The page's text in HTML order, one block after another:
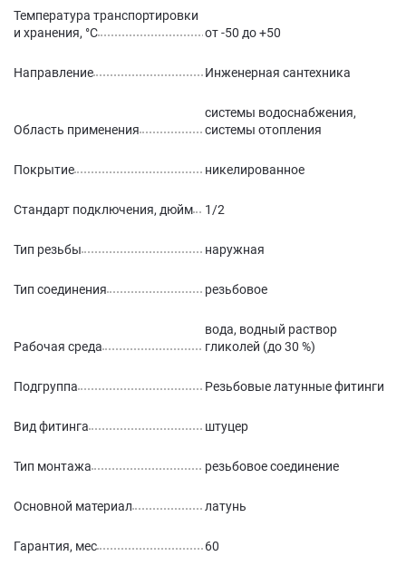
Температура транспортировки
и хранения, °С
от -50 до +50
Направление Инженерная сантехника
Область применения
системы водоснабжения,
системы отопления
Покрытие никелированное
Стандарт подключения, дюйм 1/2
Тип резьбы наружная
Тип соединения резьбовое
Рабочая среда
вода, водный раствор
гликолей (до 30 %)
Подгруппа Резьбовые латунные фитинги
Вид фитинга штуцер
Тип монтажа резьбовое соединение
Основной материал латунь
Гарантия, мес 60